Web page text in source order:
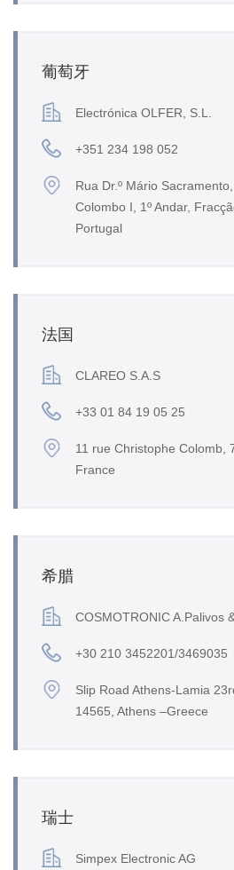
葡萄牙
Electrónica OLFER, S.L.
+351 234 198 052
Rua Dr.º Mário
Colombo I, 1º Andar,
Portugal
法国
CLAREO S.A.S
+33 01 84 19 05 25
11 rue Christophe Colomb,
France
希腊
COSMOTRONIC A.Palivos
+30 210 3452201/3469035
Slip Road Athens-Lamia
14565, Athens –Greece
瑞士
Simpex Electronic AG